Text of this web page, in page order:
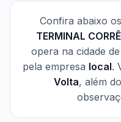
Confira abaixo os
TERMINAL
opera na cidade de
pela empresa local.
Volta, além